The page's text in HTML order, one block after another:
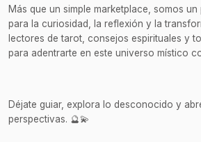
Más que un simple marketplace, somos
para la curiosidad, la reflexión y la
lectores de tarot, consejos espirituales y
para adentrarte en este universo místico
Déjate guiar, explora lo desconocido y
perspectivas. 🔮💫